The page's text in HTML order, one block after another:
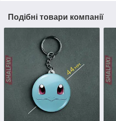
Подібні товари компанії